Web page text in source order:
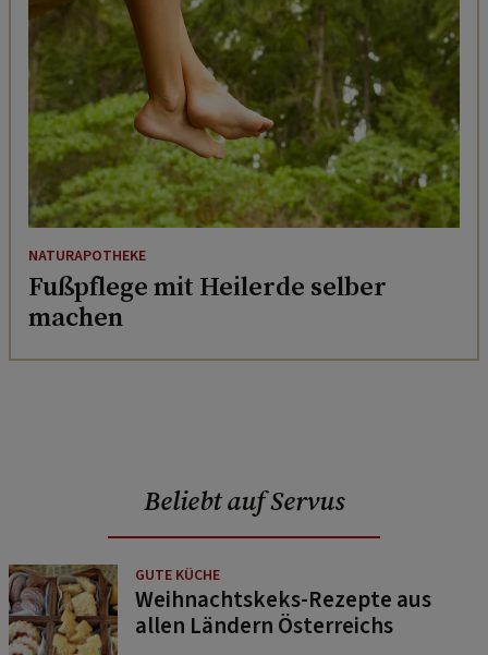
NATURAPOTHEKE
Fußpflege mit Heilerde selber
machen
Beliebt auf Servus
GUTE KÜCHE
Weihnachtskeks-Rezepte aus
allen Ländern Österreichs